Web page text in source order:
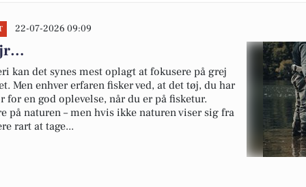
22-07-2026 09:09
kan det synes mest oplagt at fokusere på grej
Men enhver erfaren fisker ved, at det tøj, du har
en god oplevelse, når du er på fisketur.
naturen – men hvis ikke naturen viser sig fra
rart at tage...